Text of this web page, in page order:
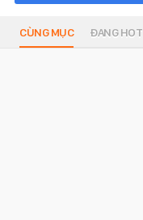
CÙNG MỤC ĐANG HOT